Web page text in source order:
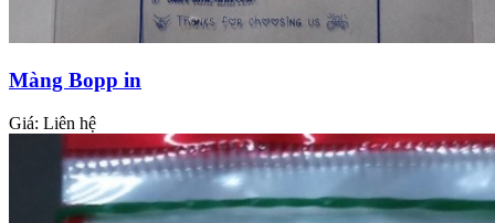
Màng Bopp in
Giá: Liên hệ